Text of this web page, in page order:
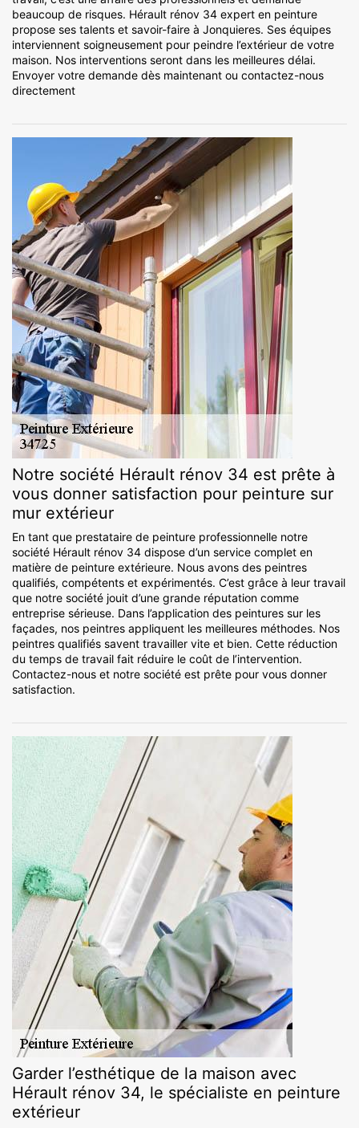
beaucoup de risques. Hérault rénov 34 expert en peinture
propose ses talents et savoir-faire à Jonquieres. Ses équipes
interviennent soigneusement pour peindre l’extérieur de votre
maison. Nos interventions seront dans les meilleures délai.
Envoyer votre demande dès maintenant ou contactez-nous
directement
Notre société Hérault rénov 34 est prête à
vous donner satisfaction pour peinture sur
mur extérieur
En tant que prestataire de peinture professionnelle notre
société Hérault rénov 34 dispose d’un service complet en
matière de peinture extérieure. Nous avons des peintres
qualifiés, compétents et expérimentés. C’est grâce à leur travail
que notre société jouit d’une grande réputation comme
entreprise sérieuse. Dans l’application des peintures sur les
façades, nos peintres appliquent les meilleures méthodes. Nos
peintres qualifiés savent travailler vite et bien. Cette réduction
du temps de travail fait réduire le coût de l’intervention.
Contactez-nous et notre société est prête pour vous donner
satisfaction.
Garder l’esthétique de la maison avec
Hérault rénov 34, le spécialiste en peinture
extérieur